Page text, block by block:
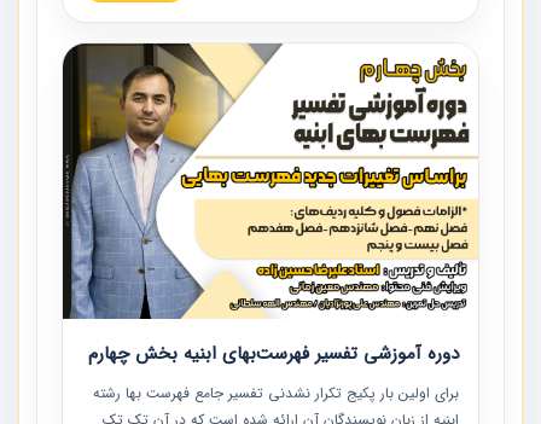
دوره با کلام مهندس علیرضاحسین‌زاده مدیر پروژه مهندسی
مشاور در امر بازنگری فهرست بها رشته ابنیه ارائه شده و به تمام
همکارانی که در حوزه صنعت ساخت در حال فعالیت هستند حتما
توصیه می کنیم از مطالب این دوره استفاده نمایند.
دوره آموزشی تفسیر فهرست‌بهای ابنیه بخش چهارم
برای اولین بار پکیج تکرار نشدنی تفسیر جامع فهرست بها رشته